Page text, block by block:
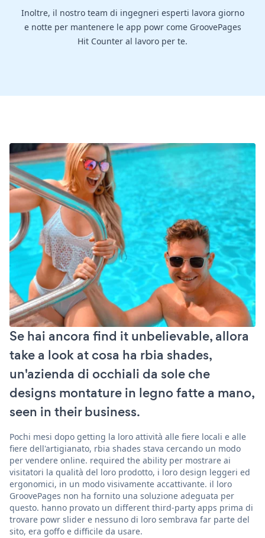
Inoltre, il nostro team di ingegneri esperti lavora giorno
e notte per mantenere le app powr come GroovePages
Hit Counter al lavoro per te.
Se hai ancora find it unbelievable, allora
take a look at cosa ha rbia shades,
un'azienda di occhiali da sole che
designs montature in legno fatte a mano,
seen in their business.
Pochi mesi dopo getting la loro attività alle fiere locali e alle
fiere dell'artigianato, rbia shades stava cercando un modo
per vendere online. required the ability per mostrare ai
visitatori la qualità del loro prodotto, i loro design leggeri ed
ergonomici, in un modo visivamente accattivante. il loro
GroovePages non ha fornito una soluzione adeguata per
questo. hanno provato un different third-party apps prima di
trovare powr slider e nessuno di loro sembrava far parte del
sito, era goffo e difficile da usare.